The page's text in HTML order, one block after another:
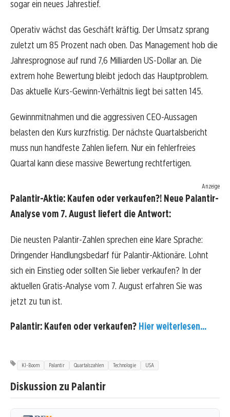
sogar ein neues Jahrestief.
Operativ wächst das Geschäft kräftig. Der Umsatz sprang
zuletzt um 85 Prozent nach oben. Das Management hob die
Jahresprognose auf rund 7,6 Milliarden US-Dollar an. Die
extrem hohe Bewertung bleibt jedoch das Hauptproblem.
Das aktuelle Kurs-Gewinn-Verhältnis liegt bei satten 145.
Gewinnmitnahmen und die aggressiven CEO-Aussagen
belasten den Kurs kurzfristig. Der nächste Quartalsbericht
muss nun handfeste Zahlen liefern. Nur ein fehlerfreies
Quartal kann diese massive Bewertung rechtfertigen.
Anzeige
Palantir-Aktie: Kaufen oder verkaufen?! Neue Palantir-
Analyse vom 7. August liefert die Antwort:
Die neusten Palantir-Zahlen sprechen eine klare Sprache:
Dringender Handlungsbedarf für Palantir-Aktionäre. Lohnt
sich ein Einstieg oder sollten Sie lieber verkaufen? In der
aktuellen Gratis-Analyse vom 7. August erfahren Sie was
jetzt zu tun ist.
Palantir: Kaufen oder verkaufen? Hier weiterlesen...
KI-Boom Palantir Quartalszahlen Technologie USA
Diskussion zu Palantir